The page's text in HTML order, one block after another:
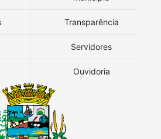
Transparência
Servidores
Ouvidoria